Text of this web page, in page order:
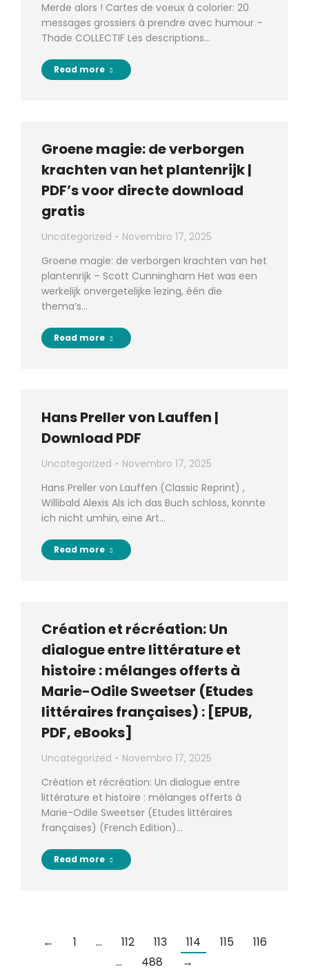
Merde alors ! Cartes de voeux à colorier: 20
messages grossiers à prendre avec humour –
Thade COLLECTIF Les descriptions…
Read more
Groene magie: de verborgen
krachten van het plantenrijk |
PDF’s voor directe download
gratis
Uncategorized
Novembro 17, 2025
Groene magie: de verborgen krachten van het
plantenrijk – Scott Cunningham Het was een
werkelijk onvergetelijke lezing, één die
thema’s…
Read more
Hans Preller von Lauffen |
Download PDF
Uncategorized
Novembro 17, 2025
Hans Preller von Lauffen (Classic Reprint) ,
Willibald Alexis Als ich das Buch schloss, konnte
ich nicht umhin, eine Art…
Read more
Création et récréation: Un
dialogue entre littérature et
histoire : mélanges offerts à
Marie-Odile Sweetser (Etudes
littéraires françaises) : [EPUB,
PDF, eBooks]
Uncategorized
Novembro 17, 2025
Création et récréation: Un dialogue entre
littérature et histoire : mélanges offerts à
Marie-Odile Sweetser (Etudes littéraires
françaises) (French Edition)…
Read more
← 1 … 112 113 114 115
116
…
488 →